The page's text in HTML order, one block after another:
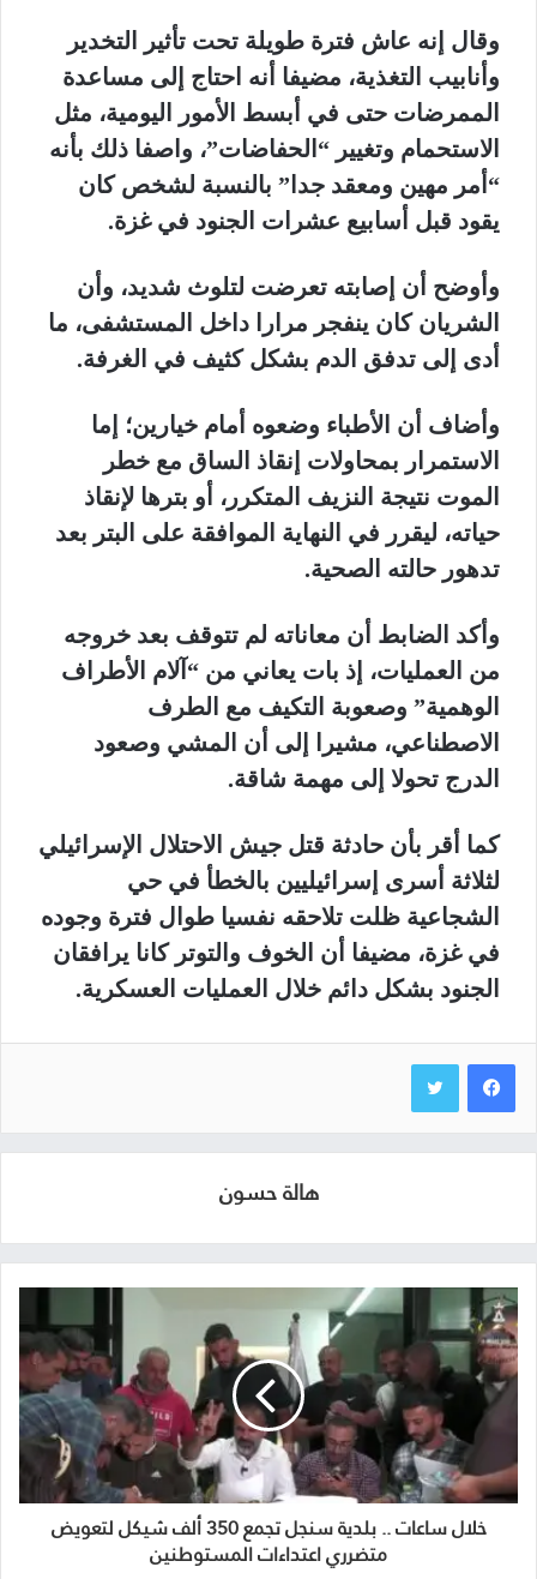
وقال إنه عاش فترة طويلة تحت تأثير التخدير
وأنابيب التغذية، مضيفا أنه احتاج إلى مساعدة
الممرضات حتى في أبسط الأمور اليومية، مثل
الاستحمام وتغيير “الحفاضات”، واصفا ذلك بأنه
“أمر مهين ومعقد جدا” بالنسبة لشخص كان
يقود قبل أسابيع عشرات الجنود في غزة.
وأوضح أن إصابته تعرضت لتلوث شديد، وأن
الشريان كان ينفجر مرارا داخل المستشفى، ما
أدى إلى تدفق الدم بشكل كثيف في الغرفة.
وأضاف أن الأطباء وضعوه أمام خيارين؛ إما
الاستمرار بمحاولات إنقاذ الساق مع خطر
الموت نتيجة النزيف المتكرر، أو بترها لإنقاذ
حياته، ليقرر في النهاية الموافقة على البتر بعد
تدهور حالته الصحية.
وأكد الضابط أن معاناته لم تتوقف بعد خروجه
من العمليات، إذ بات يعاني من “آلام الأطراف
الوهمية” وصعوبة التكيف مع الطرف
الاصطناعي، مشيرا إلى أن المشي وصعود
الدرج تحولا إلى مهمة شاقة.
كما أقر بأن حادثة قتل جيش الاحتلال الإسرائيلي
لثلاثة أسرى إسرائيليين بالخطأ في حي
الشجاعية ظلت تلاحقه نفسيا طوال فترة وجوده
في غزة، مضيفا أن الخوف والتوتر كانا يرافقان
الجنود بشكل دائم خلال العمليات العسكرية.
هالة حسون
خلال ساعات .. بلدية سنجل تجمع 350 ألف شيكل لتعويض
متضرري اعتداءات المستوطنين